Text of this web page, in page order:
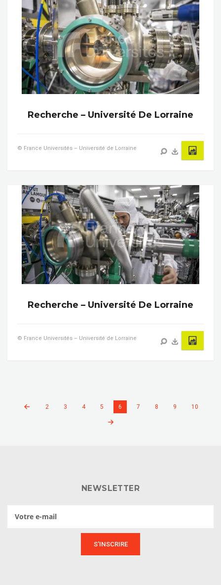
Recherche – Université De Lorraine
© France Universités – Université de Lorraine
Recherche – Université De Lorraine
© France Universités – Université de Lorraine
2 3 4 5 6 7 8 9 10
NEWSLETTER